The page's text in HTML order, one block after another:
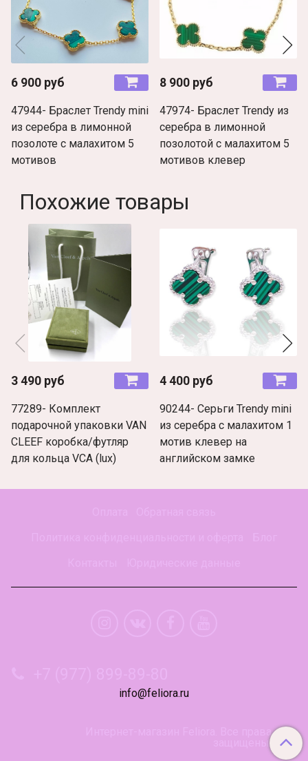
6 900 руб
47944- Браслет Trendy mini
из серебра в лимонной
позолоте с малахитом 5
мотивов
8 900 руб
47974- Браслет Trendy из
серебра в лимонной
позолотой c малахитом 5
мотивов клевер
Похожие товары
3 490 руб
77289- Комплект
подарочной упаковки VAN
CLEEF коробка/футляр
для кольца VCA (lux)
4 400 руб
90244- Cерьги Trendy mini
из серебра с малахитом 1
мотив клевер на
английском замке
info@feliora.ru
Интернет-магазин Feliora. Все права
защищены.